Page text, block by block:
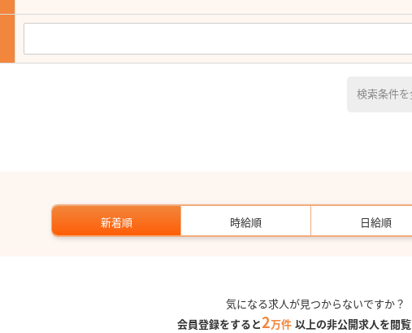
検索条件
新着順 時給順 日給順
気になる求人が見つからないですか？
会員登録をすると2万件 以上の非公開求人を閲